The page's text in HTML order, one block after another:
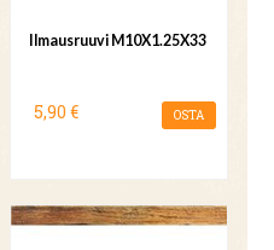
Ilmausruuvi M10X1.25X33
5,90 € OSTA